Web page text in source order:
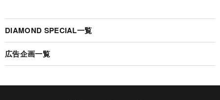
DIAMOND SPECIAL一覧
広告企画一覧